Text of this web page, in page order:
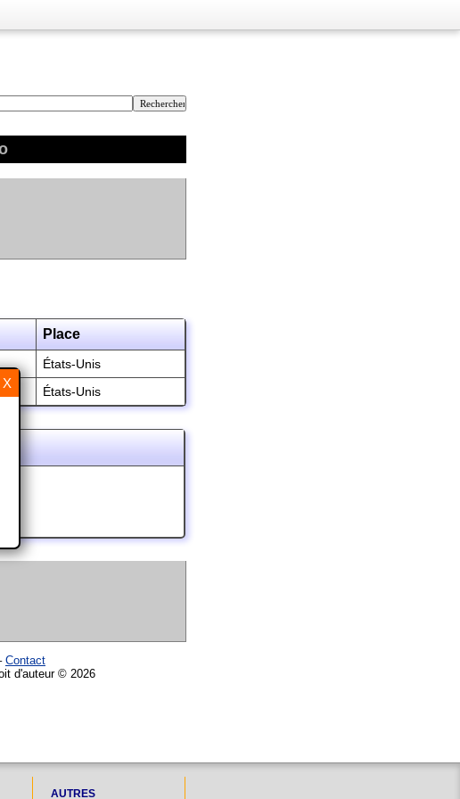
Place
États-Unis
États-Unis
Contact
d'auteur © 2026
AUTRES
X